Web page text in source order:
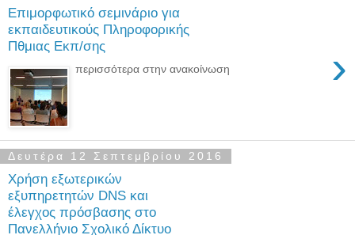
Επιμορφωτικό σεμινάριο για
εκπαιδευτικούς Πληροφορικής
Πθμιας Εκπ/σης
›
περισσότερα στην ανακοίνωση
Δευτέρα 12 Σεπτεμβρίου 2016
Χρήση εξωτερικών
εξυπηρετητών DNS και
έλεγχος πρόσβασης στο
Πανελλήνιο Σχολικό Δίκτυο